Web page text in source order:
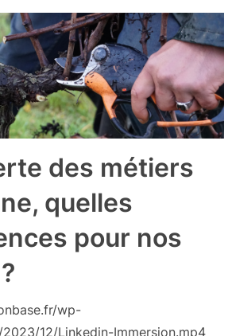
des métiers
quelles
pour nos
wp-
12/Linkedin-Immersion.mp4